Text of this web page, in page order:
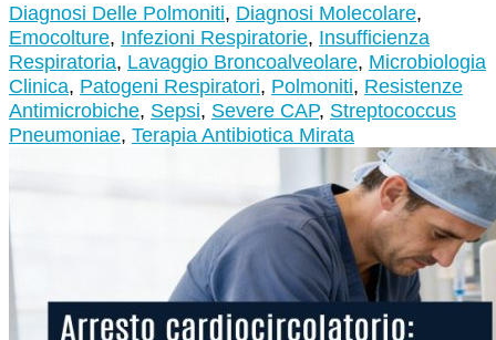
Diagnosi Delle Polmoniti, Diagnosi Molecolare,
Emocolture, Infezioni Respiratorie, Insufficienza
Respiratoria, Lavaggio Broncoalveolare, Microbiologia
Clinica, Patogeni Respiratori, Polmoniti, Resistenze
Antimicrobiche, Sepsi, Severe CAP, Streptococcus
Pneumoniae, Terapia Antibiotica Mirata